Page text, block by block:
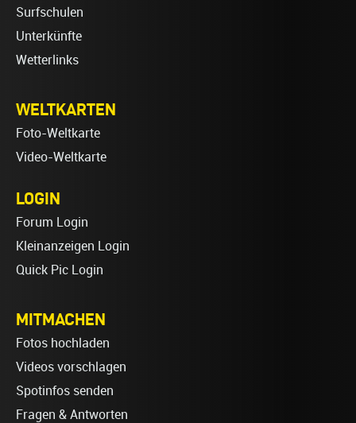
Surfschulen
Unterkünfte
Wetterlinks
WELTKARTEN
Foto-Weltkarte
Video-Weltkarte
LOGIN
Forum Login
Kleinanzeigen Login
Quick Pic Login
MITMACHEN
Fotos hochladen
Videos vorschlagen
Spotinfos senden
Fragen & Antworten